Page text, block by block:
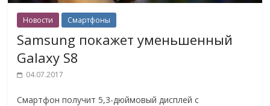
Новости Смартфоны
Samsung покажет уменьшенный
Galaxy S8
04.07.2017
Смартфон получит 5,3-дюймовый дисплей с